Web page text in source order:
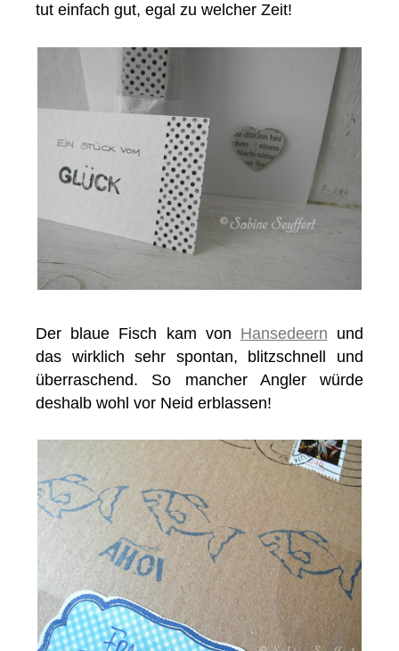
tut einfach gut, egal zu welcher Zeit!
Der blaue Fisch kam von Hansedeern und
das wirklich sehr spontan, blitzschnell und
überraschend. So mancher Angler würde
deshalb wohl vor Neid erblassen!